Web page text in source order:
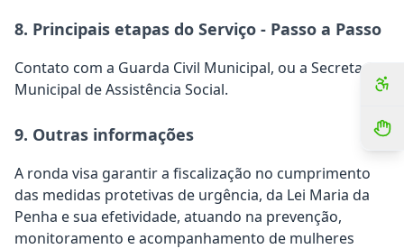
8. Principais etapas do Serviço - Passo a Passo
Contato com a Guarda Civil Municipal, ou a Secretaria
Municipal de Assistência Social.
9. Outras informações
A ronda visa garantir a fiscalização no cumprimento
das medidas protetivas de urgência, da Lei Maria da
Penha e sua efetividade, atuando na prevenção,
monitoramento e acompanhamento de mulheres